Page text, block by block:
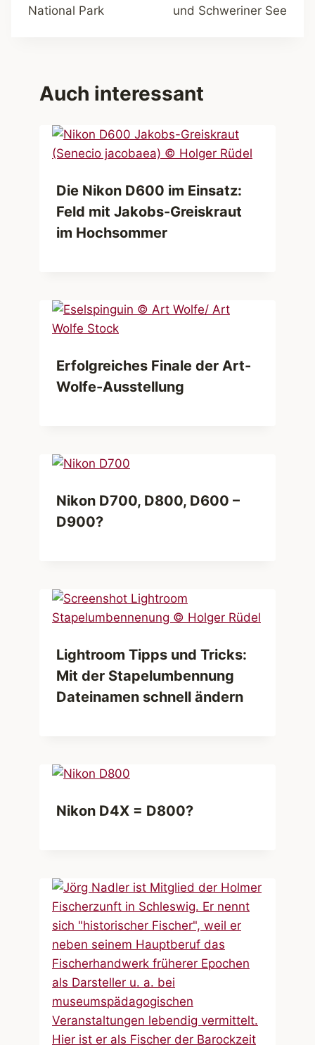
National Park
und Schweriner See
Auch interessant
Die Nikon D600 im Einsatz:
Feld mit Jakobs-Greiskraut
im Hochsommer
Erfolgreiches Finale der Art-
Wolfe-Ausstellung
Nikon D700, D800, D600 –
D900?
Lightroom Tipps und Tricks:
Mit der Stapelumbennung
Dateinamen schnell ändern
Nikon D4X = D800?